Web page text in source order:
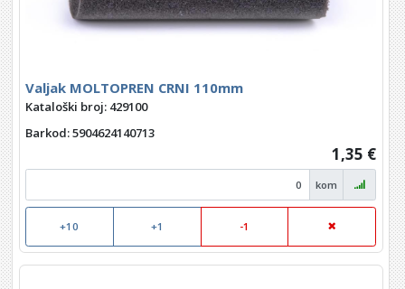
Valjak MOLTOPREN CRNI 110mm
Kataloški broj: 429100
Barkod: 5904624140713
1,35 €
kom
+10 +1 -1